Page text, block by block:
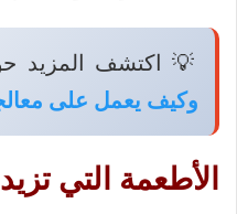
💡 اكتشف المزيد
وكيف يعمل على
الأطعمة التي